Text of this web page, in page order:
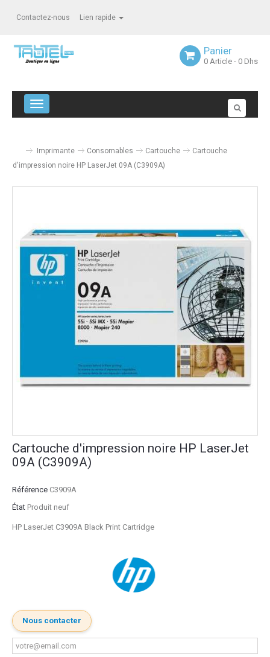
Contactez-nous Lien rapide
Panier
0 Article - 0 Dhs
Navigation bascule
Imprimante Consomables Cartouche
Cartouche
d'impression noire HP LaserJet 09A (C3909A)
Cartouche d'impression noire HP LaserJet
09A (C3909A)
Référence C3909A
État Produit neuf
HP LaserJet C3909A Black Print Cartridge
Nous contacter